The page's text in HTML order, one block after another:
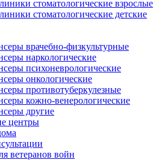
стоматологические взрослые
стоматологические детские
врачебно-физкультурные
наркологические
психоневрологические
онкологические
противотуберкулезные
кожно-венерологические
другие
центры
ветеранов войн